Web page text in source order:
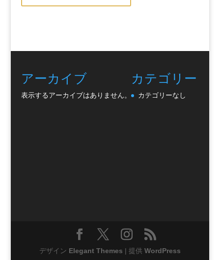
アーカイブ
表示するアーカイブはありません。
カテゴリー
カテゴリーなし
デザイン Elegant Themes | 提供 WordPress